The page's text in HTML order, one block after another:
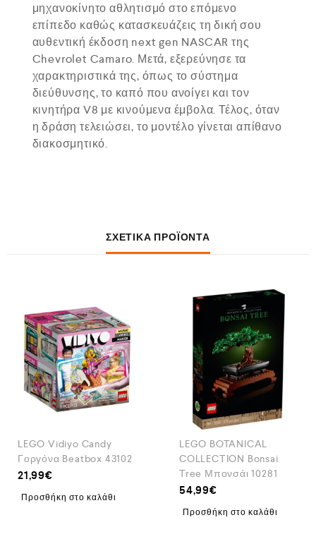
μηχανοκίνητο αθλητισμό στο επόμενο
επίπεδο καθώς κατασκευάζεις τη δική σου
αυθεντική έκδοση next gen NASCAR της
Chevrolet Camaro. Μετά, εξερεύνησε τα
χαρακτηριστικά της, όπως το σύστημα
διεύθυνσης, το καπό που ανοίγει και τον
κινητήρα V8 με κινούμενα έμβολα. Τέλος, όταν
η δράση τελειώσει, το μοντέλο γίνεται απίθανο
διακοσμητικό.
ΣΧΕΤΙΚΆ ΠΡΟΪΌΝΤΑ
LEGO Vidiyo Candy
Γοργόνα Beatbox 43102
21,99€
Προσθήκη στο καλάθι
LEGO BOTANICAL
COLLECTION Bonsai
Tree Μπονσάι 10281
54,99€
Προσθήκη στο καλάθι